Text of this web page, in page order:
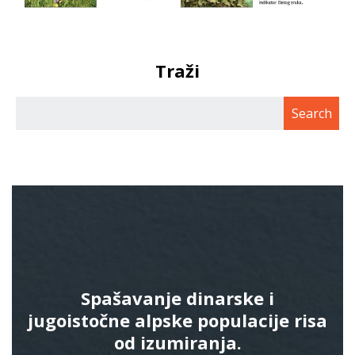
Traži
Spašavanje dinarske i
jugoistočne alpske populacije risa
od izumiranja.